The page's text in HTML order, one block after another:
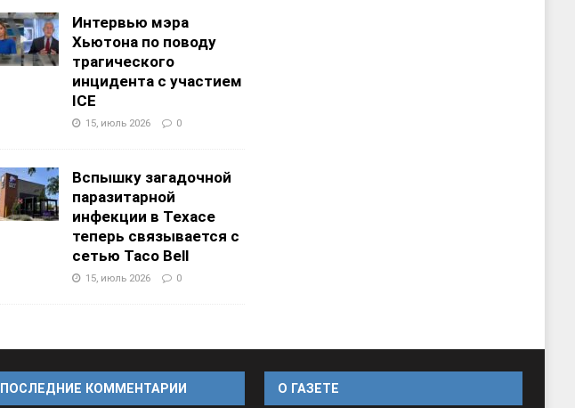
Интервью мэра
Хьютона по поводу
трагического
инцидента с участием
ICE
15, июль 2026 0
Вспышку загадочной
паразитарной
инфекции в Техасе
теперь связывается с
сетью Taco Bell
15, июль 2026 0
ПОСЛЕДНИЕ КОММЕНТАРИИ O ГАЗЕТЕ